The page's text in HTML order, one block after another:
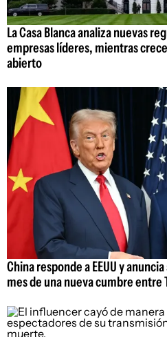
La Casa Blanca analiza nuevas
empresas líderes, mientras
abierto
China responde a EEUU y
mes de una nueva cumbre entre